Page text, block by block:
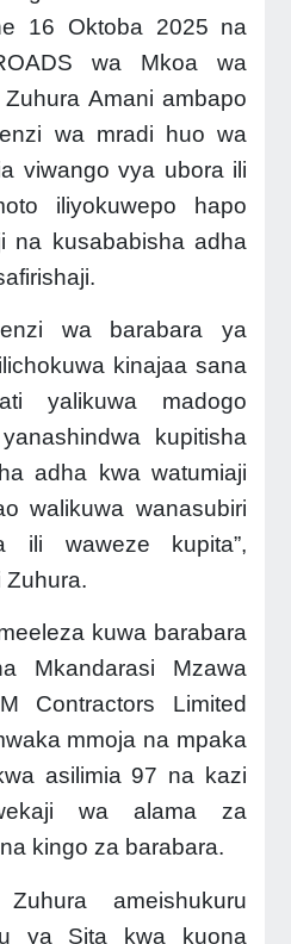
16 Oktoba 2025 na
wa Mkoa wa
Amani ambapo
wa mradi huo wa
viwango vya ubora ili
iliyokuwepo hapo
na kusababisha adha
wa barabara ya
kinajaa sana
yalikuwa madogo
kupitisha
adha kwa watumiaji
walikuwa wanasubiri
ili waweze kupita”,
Zuhura.
kuwa barabara
Mkandarasi Mzawa
Contractors Limited
mmoja na mpaka
asilimia 97 na kazi
wa alama za
kingo za barabara.
ameishukuru
ya Sita kwa kuona